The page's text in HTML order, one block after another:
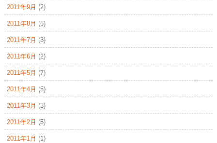
2011年9月 (2)
2011年8月 (6)
2011年7月 (3)
2011年6月 (2)
2011年5月 (7)
2011年4月 (5)
2011年3月 (3)
2011年2月 (5)
2011年1月 (1)